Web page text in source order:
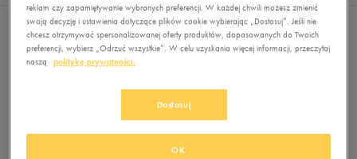
Nie wybrano filtrów
reklam czy zapamiętywanie wybranych preferencji. W każdej chwili możesz zmienić
swoją decyzję i ustawienia dotyczące plików cookie wybierając „Dostosuj”. Jeśli nie
chcesz otrzymywać spersonalizowanej oferty produktów, dopasowanych do Twoich
preferencji, wybierz „Odrzuć wszystkie”. W celu uzyskania więcej informacji, przeczytaj
naszą
politykę prywatności.
Dostosuj
OK